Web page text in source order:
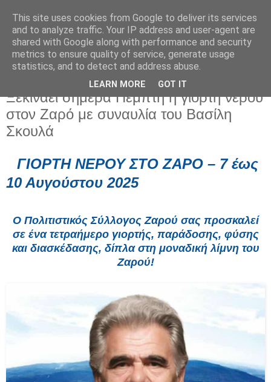
Πέμπτη 7 Αυγούστου 2025
Ξεκινάει σήμερα Πέμπτη η γιορτή νερού
στον Ζαρό με συναυλία του Βασίλη
Σκουλά
ΓΙΟΡΤΗ ΝΕΡΟΥ ΣΤΟ ΖΑΡΟ – 7 έως
10 Αυγούστου 2025
Ο Πολιτιστικός Σύλλογος Ζαρού σας προσκαλεί
σε ένα τετραήμερο γιορτής, παράδοσης, φύσης
και διασκέδασης, δίπλα στη μοναδική λίμνη του
Ζαρού!
This site uses cookies from Google to deliver its services
and to analyze traffic. Your IP address and user-agent are
shared with Google along with performance and security
metrics to ensure quality of service, generate usage
statistics, and to detect and address abuse.
LEARN MORE GOT IT